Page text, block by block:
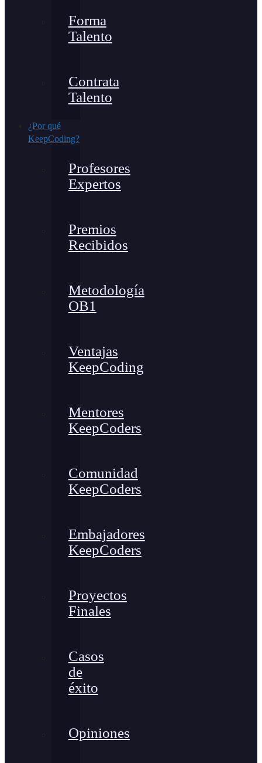
Forma
Talento
Contrata
Talento
¿Por qué
KeepCoding?
Profesores
Expertos
Premios
Recibidos
Metodología
OB1
Ventajas
KeepCoding
Mentores
KeepCoders
Comunidad
KeepCoders
Embajadores
KeepCoders
Proyectos
Finales
Casos
de
éxito
Opiniones